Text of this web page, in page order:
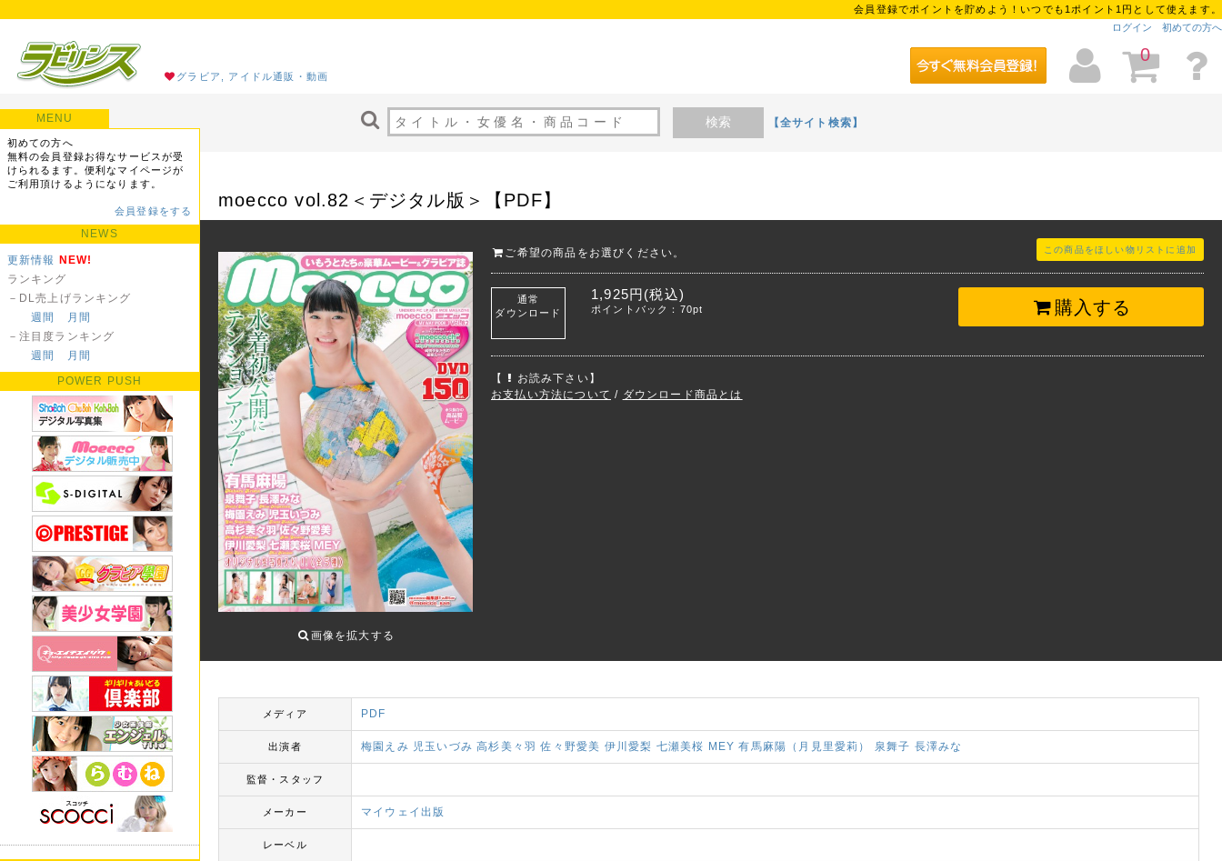
会員登録でポイントを貯めよう！いつでも1ポイント1円として使えます。
ログイン
初めての方へ
グラビア, アイドル通販・動画
0
検索 【全サイト検索】
MENU
初めての方へ
無料の会員登録お得なサービスが受
けられるます。便利なマイページが
ご利用頂けるようになります。
会員登録をする
NEWS
更新情報 NEW!
ランキング
－DL売上げランキング
週間
月間
－注目度ランキング
週間
月間
POWER PUSH
moecco vol.82＜デジタル版＞【PDF】
画像を拡大する
ご希望の商品をお選びください。 この商品をほしい物リストに追加
購入する
通常
ダウンロード
1,925円(税込)
ポイントバック：70pt
【
お読み下さい】
お支払い方法について / ダウンロード商品とは
メディア PDF
出演者 梅園えみ 児玉いづみ 高杉美々羽 佐々野愛美 伊川愛梨 七瀬美桜 MEY 有馬麻陽（月見里愛莉） 泉舞子 長澤みな
監督・スタッフ
メーカー マイウェイ出版
レーベル